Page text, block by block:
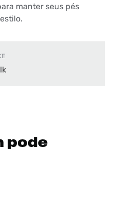
manter seus pés
pode